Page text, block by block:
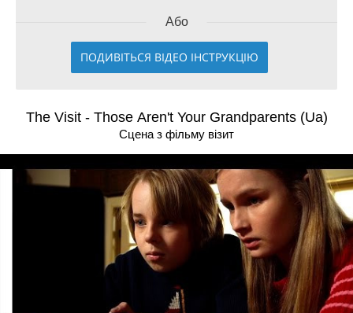
Або
ПОДИВІТЬСЯ ВІДЕО ІНСТРУКЦІЮ
The Visit - Those Aren't Your Grandparents (Ua)
Сцена з фільму візит